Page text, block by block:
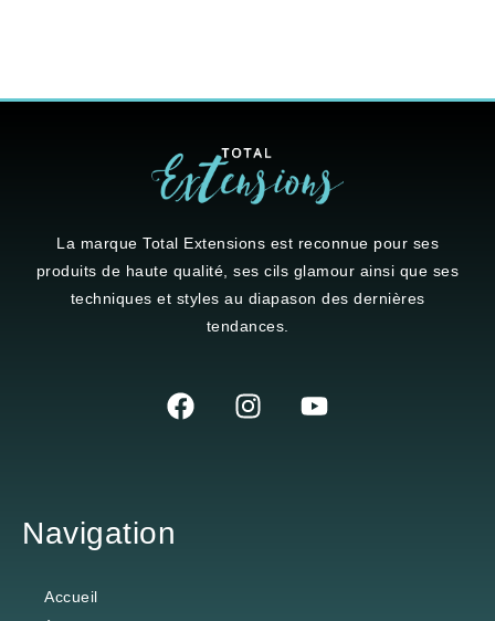
La marque Total Extensions est reconnue pour ses
produits de haute qualité, ses cils glamour ainsi que ses
techniques et styles au diapason des dernières
tendances.
Navigation
Accueil